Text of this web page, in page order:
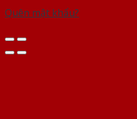
Quên mật khẩu?